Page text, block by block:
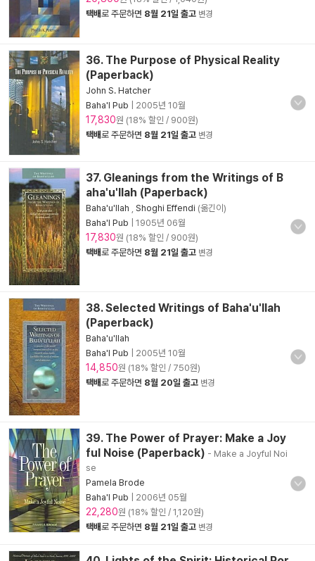
택배로 주문하면 8월 21일 출고 변경
36. The Purpose of Physical Reality
(Paperback)
John S. Hatcher
Baha'I Pub
2005년 10월
17,830원 (18% 할인 / 900원)
택배로 주문하면 8월 21일 출고 변경
37. Gleanings from the Writings of B
aha'u'llah (Paperback)
Baha'u'llah Shoghi Effendi (옮긴이)
Baha'I Pub
1905년 06월
17,830원 (18% 할인 / 900원)
택배로 주문하면 8월 21일 출고 변경
38. Selected Writings of Baha'u'llah
(Paperback)
Baha'u'llah
Baha'I Pub
2005년 10월
14,850원 (18% 할인 / 750원)
택배로 주문하면 8월 20일 출고 변경
39. The Power of Prayer: Make a Joy
ful Noise (Paperback) - Make a Joyful Noi
se
Pamela Brode
Baha'I Pub
2006년 05월
22,280원 (18% 할인 / 1,120원)
택배로 주문하면 8월 21일 출고 변경